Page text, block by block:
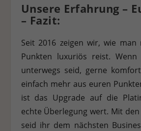
Unsere Erfahrung –
– Fazit:
Seit 2016 zeigen wir, wie
Punkten luxuriös reist.
unterwegs seid, gerne
einfach mehr aus euren
ist das Upgrade auf die
echte Überlegung wert. Mit den
seid ihr dem nächsten